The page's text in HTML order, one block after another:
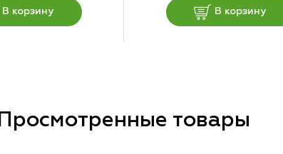
В корзину В корзину
Просмотренные товары